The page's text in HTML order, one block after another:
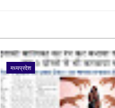
मध्यप्रदेश